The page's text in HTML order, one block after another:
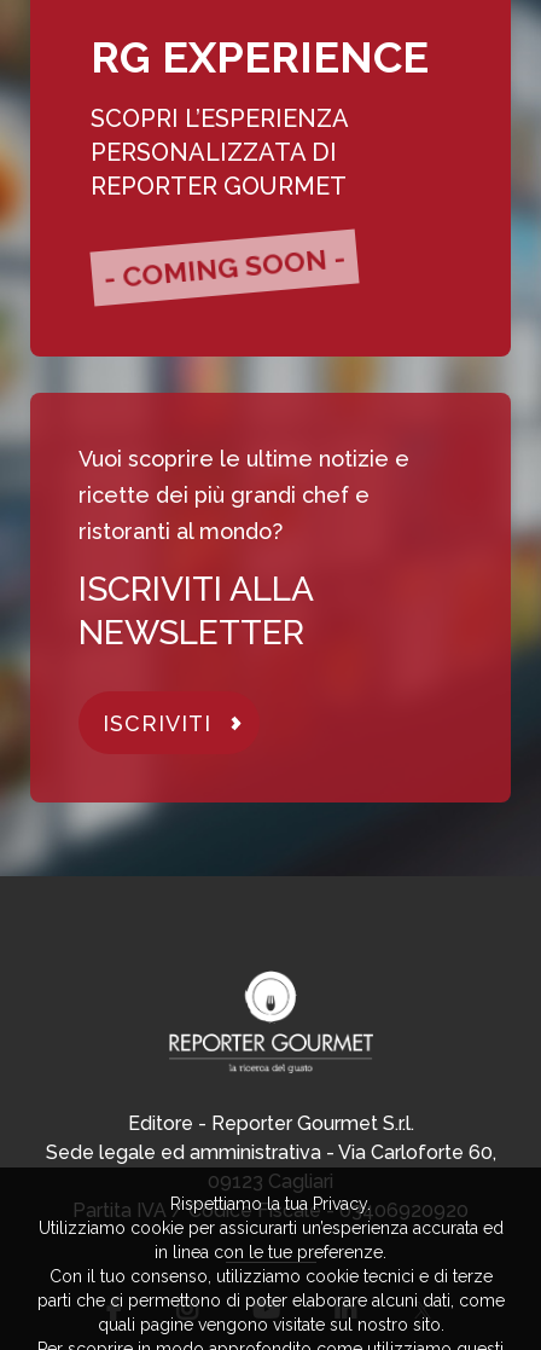
RG EXPERIENCE
SCOPRI L’ESPERIENZA
PERSONALIZZATA DI
REPORTER GOURMET
- COMING SOON -
Vuoi scoprire le ultime notizie e
ricette dei più grandi chef e
ristoranti al mondo?
ISCRIVITI ALLA
NEWSLETTER
ISCRIVITI
Editore - Reporter Gourmet S.r.l.
Sede legale ed amministrativa - Via Carloforte 60,
09123 Cagliari
Partita IVA / Codice Fiscale - 03406920920
Rispettiamo la tua Privacy.
Utilizziamo cookie per assicurarti un’esperienza accurata ed
in linea con le tue preferenze.
Con il tuo consenso, utilizziamo cookie tecnici e di terze
parti che ci permettono di poter elaborare alcuni dati, come
quali pagine vengono visitate sul nostro sito.